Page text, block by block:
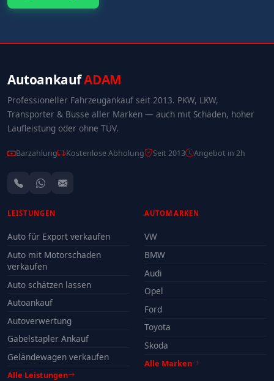
AutoankaufADAM
Professioneller Fahrzeugankauf seit 2013. PKW, LKW,
Transporter & Busse aller Marken — auch mit Schäden, hoher
Laufleistung oder ohne TÜV.
Barzahlung Kostenlose Abholung Seit 2013 Angebot in 2h
LEISTUNGEN
Auto für Export verkaufen
Auto mit Motorschaden
verkaufen
Auto schätzen lassen
Autoankauf
Autoverwertung
Gabelstapler Ankauf
Geländewagen verkaufen
Alle Leistungen
AUTOMARKEN
VW
BMW
Audi
Opel
Ford
Toyota
Skoda
Alle Marken